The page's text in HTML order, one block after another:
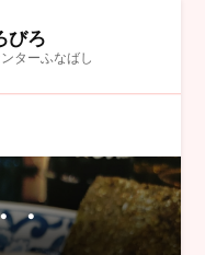
びろ
ターふなばし
・